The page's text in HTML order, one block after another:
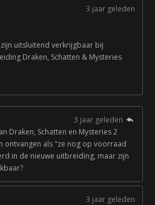
3 jaar geleden
uitsluitend verkrijgbaar bij
Draken, Schatten & Mysteries
3 jaar geleden
Draken, Schatten en Mysteries 2
ontvangen als "ze nog op voorraad
in de nieuwe uitbreiding, maar zijn
3 jaar geleden